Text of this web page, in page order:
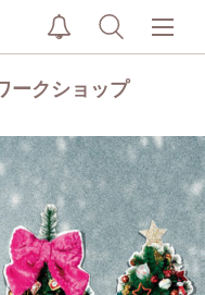
ークショップ